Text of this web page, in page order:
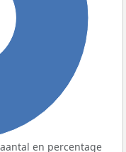
en percentage